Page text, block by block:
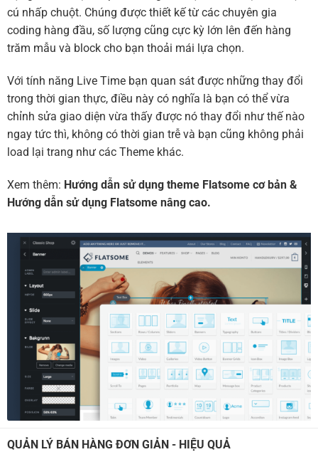
cú nhấp chuột. Chúng được thiết kế từ các chuyên gia
coding hàng đầu, số lượng cũng cực kỳ lớn lên đến hàng
trăm mẫu và block cho bạn thoải mái lựa chọn.
Với tính năng Live Time bạn quan sát được những thay đổi
trong thời gian thực, điều này có nghĩa là bạn có thể vừa
chỉnh sửa giao diện vừa thấy được nó thay đổi như thế nào
ngay tức thì, không có thời gian trễ và bạn cũng không phải
load lại trang như các Theme khác.
Xem thêm: Hướng dẫn sử dụng theme Flatsome cơ bản &
Hướng dẫn sử dụng Flatsome nâng cao.
QUẢN LÝ BÁN HÀNG ĐƠN GIẢN - HIỆU QUẢ